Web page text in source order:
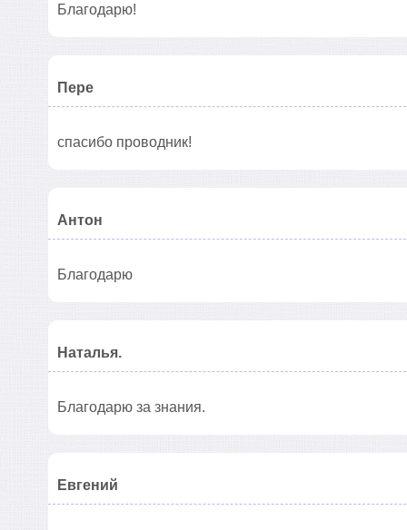
Благодарю!
Пере
спасибо проводник!
Антон
Благодарю
Наталья.
Благодарю за знания.
Евгений